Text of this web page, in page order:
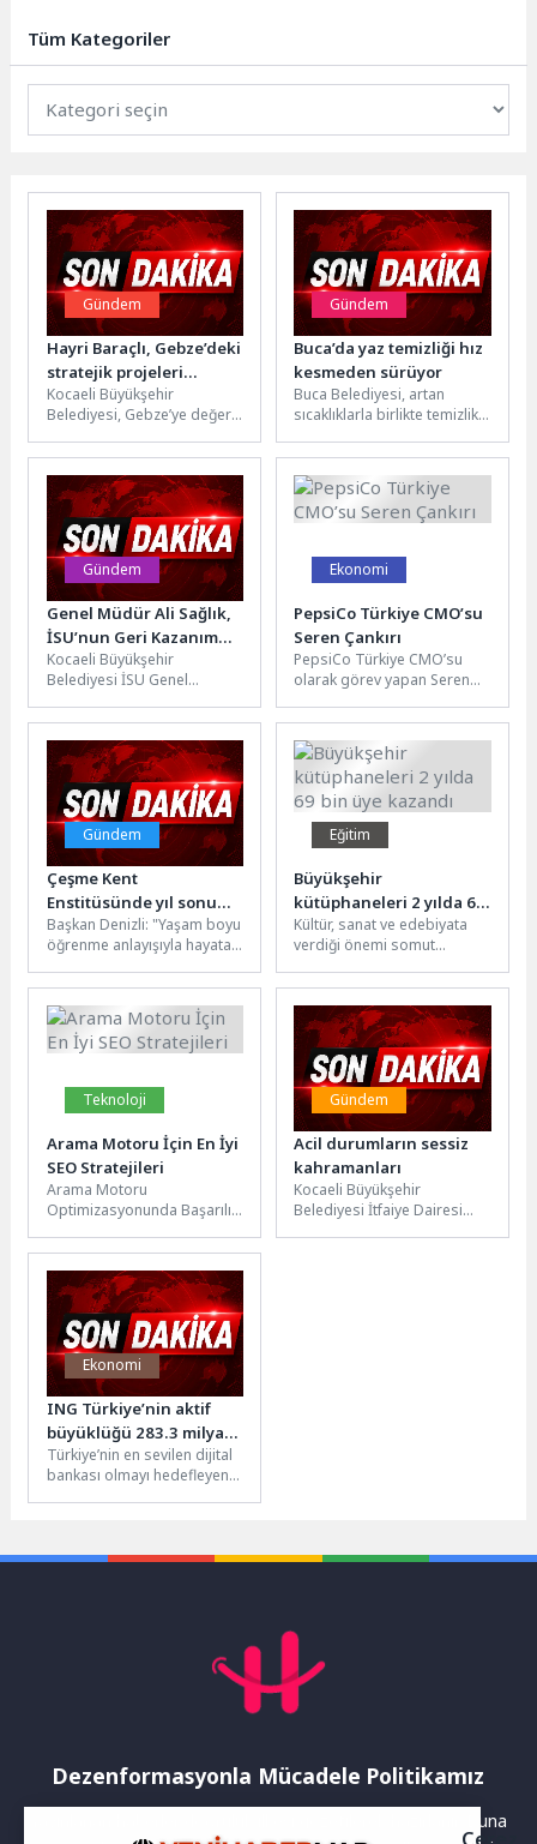
Günleri’nin beşincisi,...
Tüm Kategoriler
Gündem
Hayri Baraçlı, Gebze’deki
stratejik projeleri
yerinde inceledi
Kocaeli Büyükşehir
Belediyesi, Gebze’ye değer
sosyal yaşam projelerini
aralıksız sürdürüyor. Kentin...
Gündem
Buca’da yaz temizliği hız
kesmeden sürüyor
Buca Belediyesi, artan
sıcaklıklarla birlikte temizlik
yoğunlaştırdı. 47 mahallede
çalışmaların büyük bir...
Gündem
Genel Müdür Ali Sağlık,
İSU’nun Geri Kazanım
Suyu Başarısını
Uluslararası Forumda
Anlattı
Kocaeli Büyükşehir
Belediyesi İSU Genel
Enstitüsü (SUEN) tarafından
düzenlenen 5....
Ekonomi
PepsiCo Türkiye CMO’su
Seren Çankırı
PepsiCo Türkiye CMO’su
olarak görev yapan Seren
PepsiCo Birleşik Krallık ve...
Gündem
Çeşme Kent
Enstitüsünde yıl sonu
heyecanı
Başkan Denizli: "Yaşam boyu
öğrenme anlayışıyla hayata
Enstitümüz, bu yıl 1100
komşumuza eğitim...
Eğitim
Büyükşehir
kütüphaneleri 2 yılda 69
bin üye kazandı
Kültür, sanat ve edebiyata
verdiği önemi somut
Kocaeli Büyükşehir
Belediyesi, özellikle 2024
yılından...
Teknoloji
Arama Motoru İçin En İyi
SEO Stratejileri
Arama Motoru
Optimizasyonunda Başarılı
motoru optimizasyonu
(SEO), web sitenizin arama
motorlarında daha...
Gündem
Acil durumların sessiz
kahramanları
Kocaeli Büyükşehir
Belediyesi İtfaiye Dairesi
Ekonomi
ING Türkiye’nin aktif
büyüklüğü 283.3 milyar
TL’ye ulaştı
Türkiye’nin en sevilen dijital
bankası olmayı hedefleyen
Dezenformasyonla Mücadele Politikamız
Yayınlanan haberler doğruluk ilkesi gözetilerek hazırlanır. Buna